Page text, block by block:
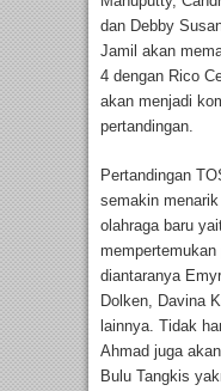
dan Debby
Jamil akan
4 dengan Rico
akan menjadi
pertandingan.
Pertandingan
semakin
olahraga baru
diantaranya
Dolken, Davina
lainnya. Tidak
Ahmad juga
Bulu Tangkis